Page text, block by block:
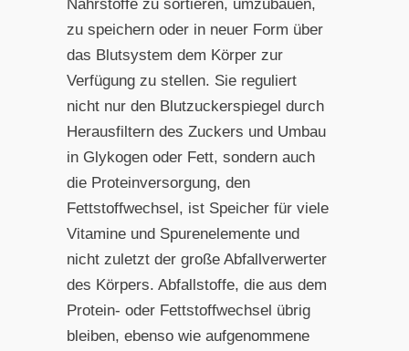
Nährstoffe zu sortieren, umzubauen,
zu speichern oder in neuer Form über
das Blutsystem dem Körper zur
Verfügung zu stellen. Sie reguliert
nicht nur den Blutzuckerspiegel durch
Herausfiltern des Zuckers und Umbau
in Glykogen oder Fett, sondern auch
die Proteinversorgung, den
Fettstoffwechsel, ist Speicher für viele
Vitamine und Spurenelemente und
nicht zuletzt der große Abfallverwerter
des Körpers. Abfallstoffe, die aus dem
Protein- oder Fettstoffwechsel übrig
bleiben, ebenso wie aufgenommene